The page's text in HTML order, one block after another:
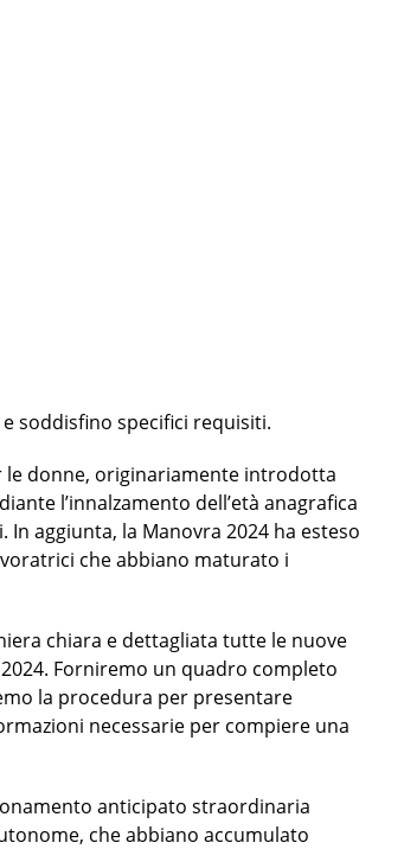
soddisfino specifici requisiti.
le donne, originariamente introdotta
l’innalzamento dell’età anagrafica
In aggiunta, la Manovra 2024 ha esteso
che abbiano maturato i
chiara e dettagliata tutte le nuove
Forniremo un quadro completo
la procedura per presentare
necessarie per compiere una
anticipato straordinaria
che abbiano accumulato